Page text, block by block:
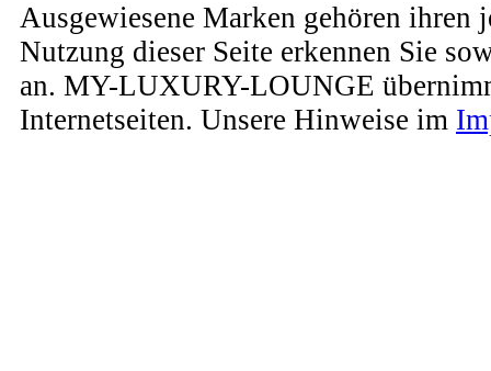
Ausgewiesene Marken gehören
Nutzung dieser Seite erkennen Sie
an. MY-LUXURY-LOUNGE
Internetseiten. Unsere Hinweise im